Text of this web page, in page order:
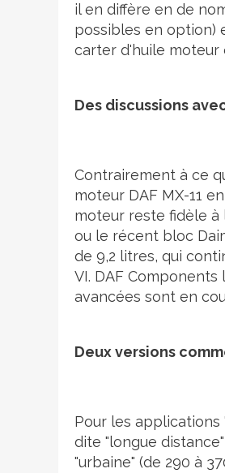
il en diffère en de
possibles en option)
carter d'huile moteur
Des discussions
Contrairement à ce
moteur DAF MX-11
moteur reste fidèle à
ou le récent bloc
de 9,2 litres, qui
VI. DAF Components
avancées sont en
Deux versions
Pour les
dite "longue
"urbaine" (de 290 à